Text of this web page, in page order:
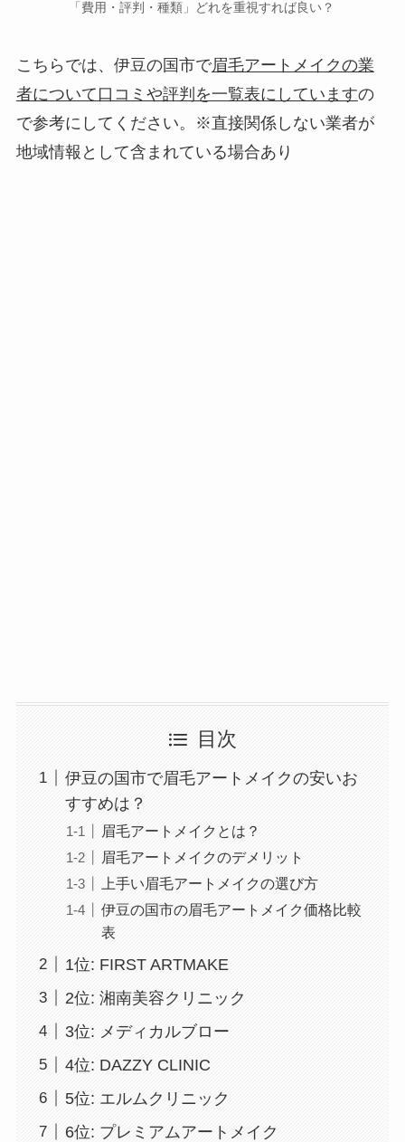
「費用・評判・種類」どれを重視すれば良い？
こちらでは、伊豆の国市で眉毛アートメイクの業
者について口コミや評判を一覧表にしていますの
で参考にしてください。※直接関係しない業者が
地域情報として含まれている場合あり
目次
伊豆の国市で眉毛アートメイクの安いお
すすめは？
眉毛アートメイクとは？
眉毛アートメイクのデメリット
上手い眉毛アートメイクの選び方
伊豆の国市の眉毛アートメイク価格比較
表
1位: FIRST ARTMAKE
2位: 湘南美容クリニック
3位: メディカルブロー
4位: DAZZY CLINIC
5位: エルムクリニック
6位: プレミアムアートメイク